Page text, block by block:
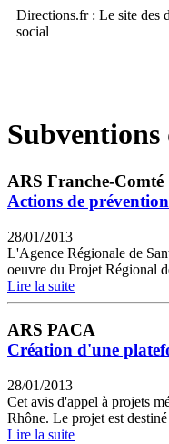
Directions.fr : Le site des
social
Subventions
ARS Franche-Comté
Actions de
28/01/2013
L'Agence Régionale de
oeuvre du Projet Régional
Lire la suite
ARS PACA
Création d'une
28/01/2013
Cet avis d'appel à projets
Rhône. Le projet est
Lire la suite